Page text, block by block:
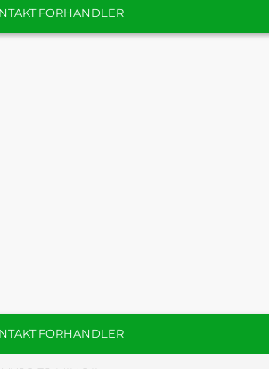
FORHANDLER
FORHANDLER